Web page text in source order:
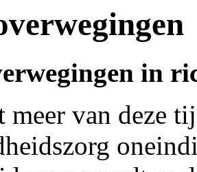
in
meer van deze